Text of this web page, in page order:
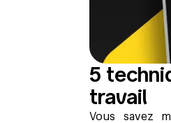
5
travail
Vous savez